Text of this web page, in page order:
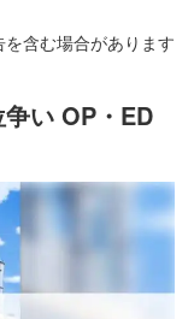
含む場合があります
い OP・ED